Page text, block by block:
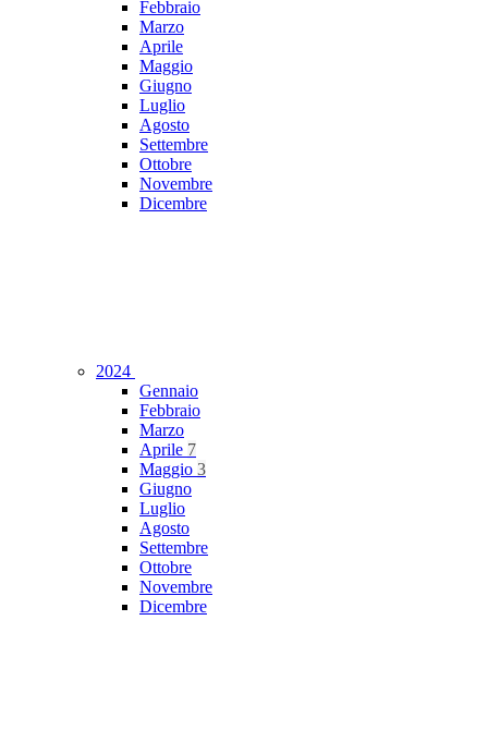
Febbraio
Marzo
Aprile
Maggio
Giugno
Luglio
Agosto
Settembre
Ottobre
Novembre
Dicembre
2024
Gennaio
Febbraio
Marzo
Aprile 7
Maggio 3
Giugno
Luglio
Agosto
Settembre
Ottobre
Novembre
Dicembre